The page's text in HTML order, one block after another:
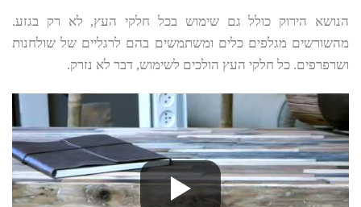
הנושא הירוק כולל גם שימוש בכל חלקי העץ, לא רק בגזע.
מהשורשים מגלפים כלים ומשתמשים בהם לרגליים של שולחנות
ושרפרפים. כל חלקי העץ הולכים לשימוש, דבר לא נזרק.